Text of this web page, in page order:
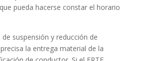
pueda hacerse constar el horario
suspensión y reducción de
la entrega material de la